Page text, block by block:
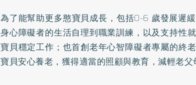
為了能幫助更多憨寶貝成長，包括0-6 歲發展遲
身心障礙者的生活自理到職業訓練，以及支持性
寶貝穩定工作；也首創老年心智障礙者專屬的終
寶貝安心養老，獲得適當的照顧與教育，減輕老父